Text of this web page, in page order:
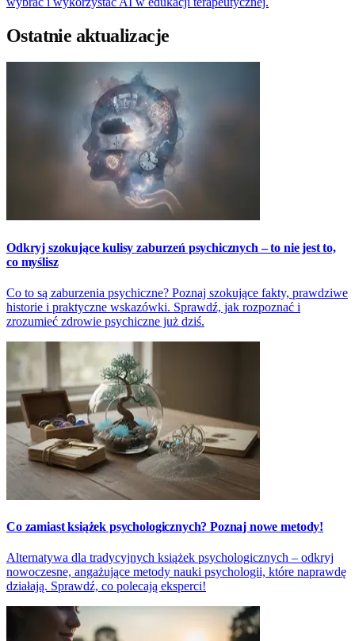
Ostatnie aktualizacje
Odkryj szokujące kulisy zaburzeń psychicznych – to nie jest to,
co myślisz
Co to są zaburzenia psychiczne? Poznaj szokujące fakty, prawdziwe
historie i praktyczne wskazówki. Sprawdź, jak rozpoznać i
zrozumieć zdrowie psychiczne już dziś.
Co zamiast książek psychologicznych? Poznaj nowe metody!
Alternatywa dla tradycyjnych książek psychologicznych – odkryj
nowoczesne, angażujące metody nauki psychologii, które naprawdę
działają. Sprawdź, co polecają eksperci!